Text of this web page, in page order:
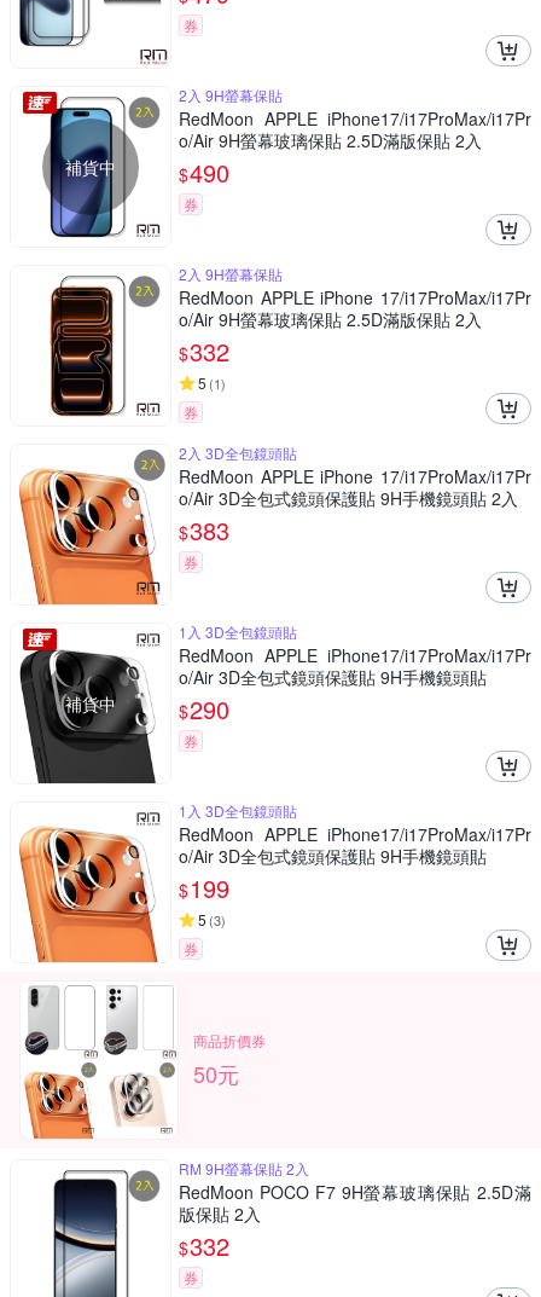
券
補貨中
2入 9H螢幕保貼
RedMoon APPLE iPhone17/i17ProMax/i17Pr
o/Air 9H螢幕玻璃保貼 2.5D滿版保貼 2入
$490
券
2入 9H螢幕保貼
RedMoon APPLE iPhone 17/i17ProMax/i17Pr
o/Air 9H螢幕玻璃保貼 2.5D滿版保貼 2入
$332
5 (1)
券
2入 3D全包鏡頭貼
RedMoon APPLE iPhone 17/i17ProMax/i17Pr
o/Air 3D全包式鏡頭保護貼 9H手機鏡頭貼 2入
$383
券
補貨中
1入 3D全包鏡頭貼
RedMoon APPLE iPhone17/i17ProMax/i17Pr
o/Air 3D全包式鏡頭保護貼 9H手機鏡頭貼
$290
券
1入 3D全包鏡頭貼
RedMoon APPLE iPhone17/i17ProMax/i17Pr
o/Air 3D全包式鏡頭保護貼 9H手機鏡頭貼
$199
5 (3)
券
商品折價券
50元
RM 9H螢幕保貼 2入
RedMoon POCO F7 9H螢幕玻璃保貼 2.5D滿
版保貼 2入
$332
券